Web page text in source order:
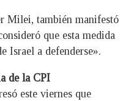
Milei, también manifestó
que esta medida
Israel a defenderse».
de la CPI
este viernes que